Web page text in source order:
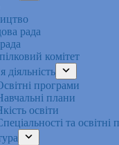
рада
комітет
діяльність
програми
плани
освіти
та